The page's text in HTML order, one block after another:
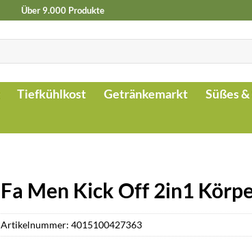
Über 9.000 Produkte
Tiefkühlkost Getränkemarkt Süßes
Fa Men Kick Off 2in1
Artikelnummer:4015100427363